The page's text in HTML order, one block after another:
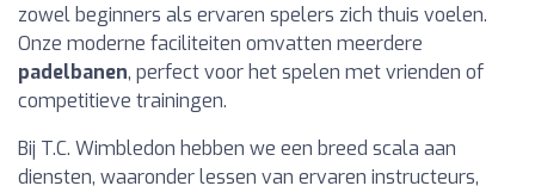
zowel beginners als ervaren spelers zich thuis voelen.
Onze moderne faciliteiten omvatten meerdere
padelbanen, perfect voor het spelen met vrienden of
competitieve trainingen.
Bij T.C. Wimbledon hebben we een breed scala aan
diensten, waaronder lessen van ervaren instructeurs,